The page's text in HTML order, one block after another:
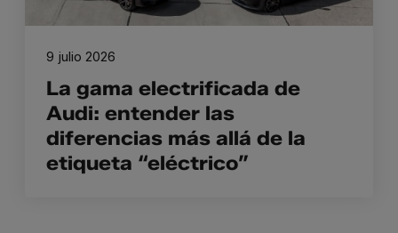
La gama electrificada de
Audi: entender las
diferencias más allá de la
etiqueta “eléctrico”
9 julio 2026